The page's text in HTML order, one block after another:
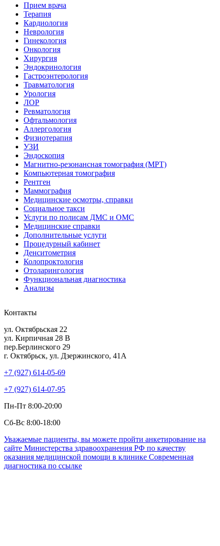
Прием врача
Терапия
Кардиология
Неврология
Гинекология
Онкология
Хирургия
Эндокринология
Гастроэнтерология
Травматология
Урология
ЛОР
Ревматология
Офтальмология
Аллергология
Физиотерапия
УЗИ
Эндоскопия
Магнитно-резонансная томография (МРТ)
Компьютерная томография
Рентген
Маммография
Медицинские осмотры, справки
Социальное такси
Услуги по полисам ДМС и ОМС
Медицинские справки
Дополнительные услуги
Процедурный кабинет
Денситометрия
Колопроктология
Отоларингология
Функциональная диагностика
Анализы
Контакты
ул. Октябрьская 22
ул. Кирпичная 28 В
пер.Берлинского 29
г. Октябрьск, ул. Дзержинского, 41А
+7 (927) 614-05-69
+7 (927) 614-07-95
Пн-Пт 8:00-20:00
Сб-Вс 8:00-18:00
Уважаемые пациенты, вы можете пройти анкетирование на
сайте Министерства здравоохранения РФ по качеству
оказания медицинской помощи в клинике Современная
диагностика по ссылке